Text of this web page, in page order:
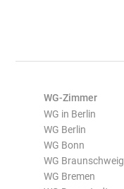
WG-Zimmer
WG in Berlin
WG Berlin
WG Bonn
WG Braunschweig
WG Bremen